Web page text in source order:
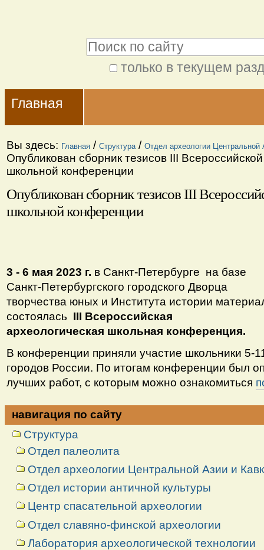
содержимому.
Перейти
навигации
только в текущем
поиск
Navigation
Главная
Вы здесь: Главная / Структура / Отдел археологии Центральной
Опубликован сборник тезисов III
школьной конференции
Опубликован сборник тезисов III
школьной конференции
3 - 6 мая 2023 г. в Санкт-Петербурге на базе
Санкт-Петербургского городского Дворца
творчества юных и Института истории
состоялась III Всероссийская
археологическая школьная конференция.
В конференции приняли участие школьники 5-
городов России. По итогам конференции был
лучших работ, с которым можно ознакомиться
навигация по сайту
Структура
Отдел палеолита
Отдел археологии Центральной Азии и
Отдел истории античной культуры
Центр спасательной археологии
Отдел славяно-финской археологии
Лаборатория археологической технологии